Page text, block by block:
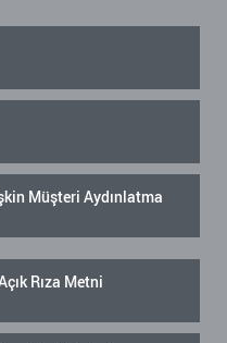
Müşteri Aydınlatma
Rıza Metni